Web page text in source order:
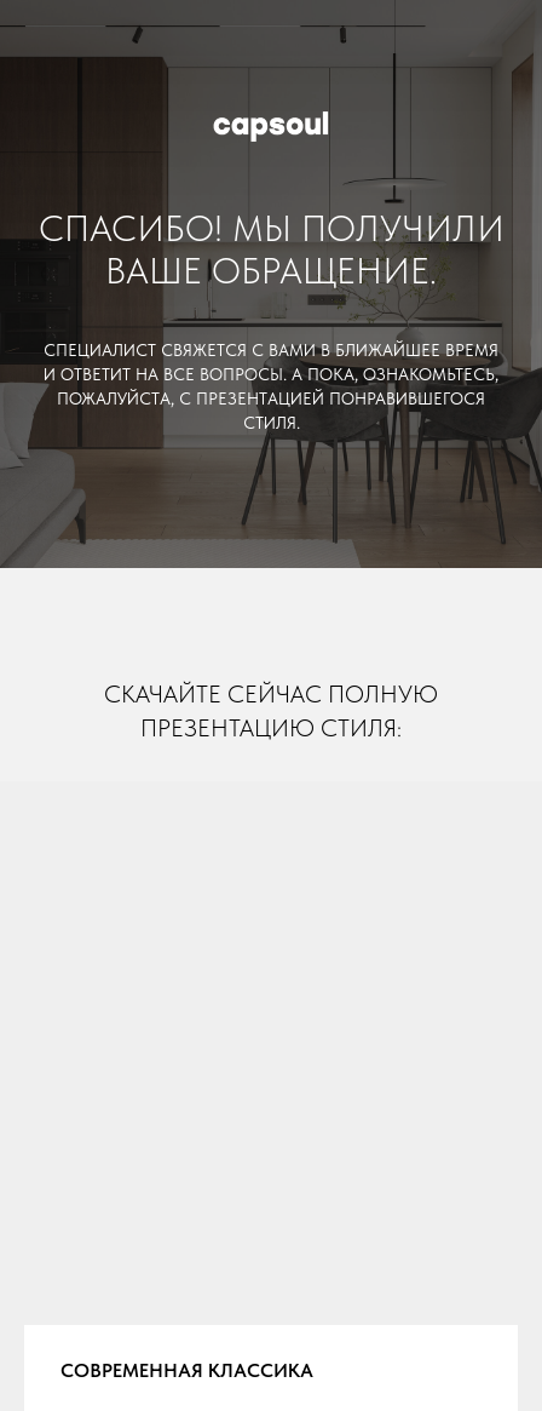
СПАСИБО! МЫ ПОЛУЧИЛИ
ВАШЕ ОБРАЩЕНИЕ.
СПЕЦИАЛИСТ СВЯЖЕТСЯ С ВАМИ В БЛИЖАЙШЕЕ ВРЕМЯ
И ОТВЕТИТ НА ВСЕ ВОПРОСЫ. А ПОКА, ОЗНАКОМЬТЕСЬ,
ПОЖАЛУЙСТА, С ПРЕЗЕНТАЦИЕЙ ПОНРАВИВШЕГОСЯ
СТИЛЯ.
СКАЧАЙТЕ СЕЙЧАС ПОЛНУЮ
ПРЕЗЕНТАЦИЮ СТИЛЯ:
СОВРЕМЕННАЯ КЛАССИКА